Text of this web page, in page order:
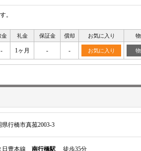
。
金 礼金 保証金 償却 お気に入り
- 1ヶ月 - - お気に入り
県行橋市真菰2003-3
日豊本線 南行橋駅 徒歩35分